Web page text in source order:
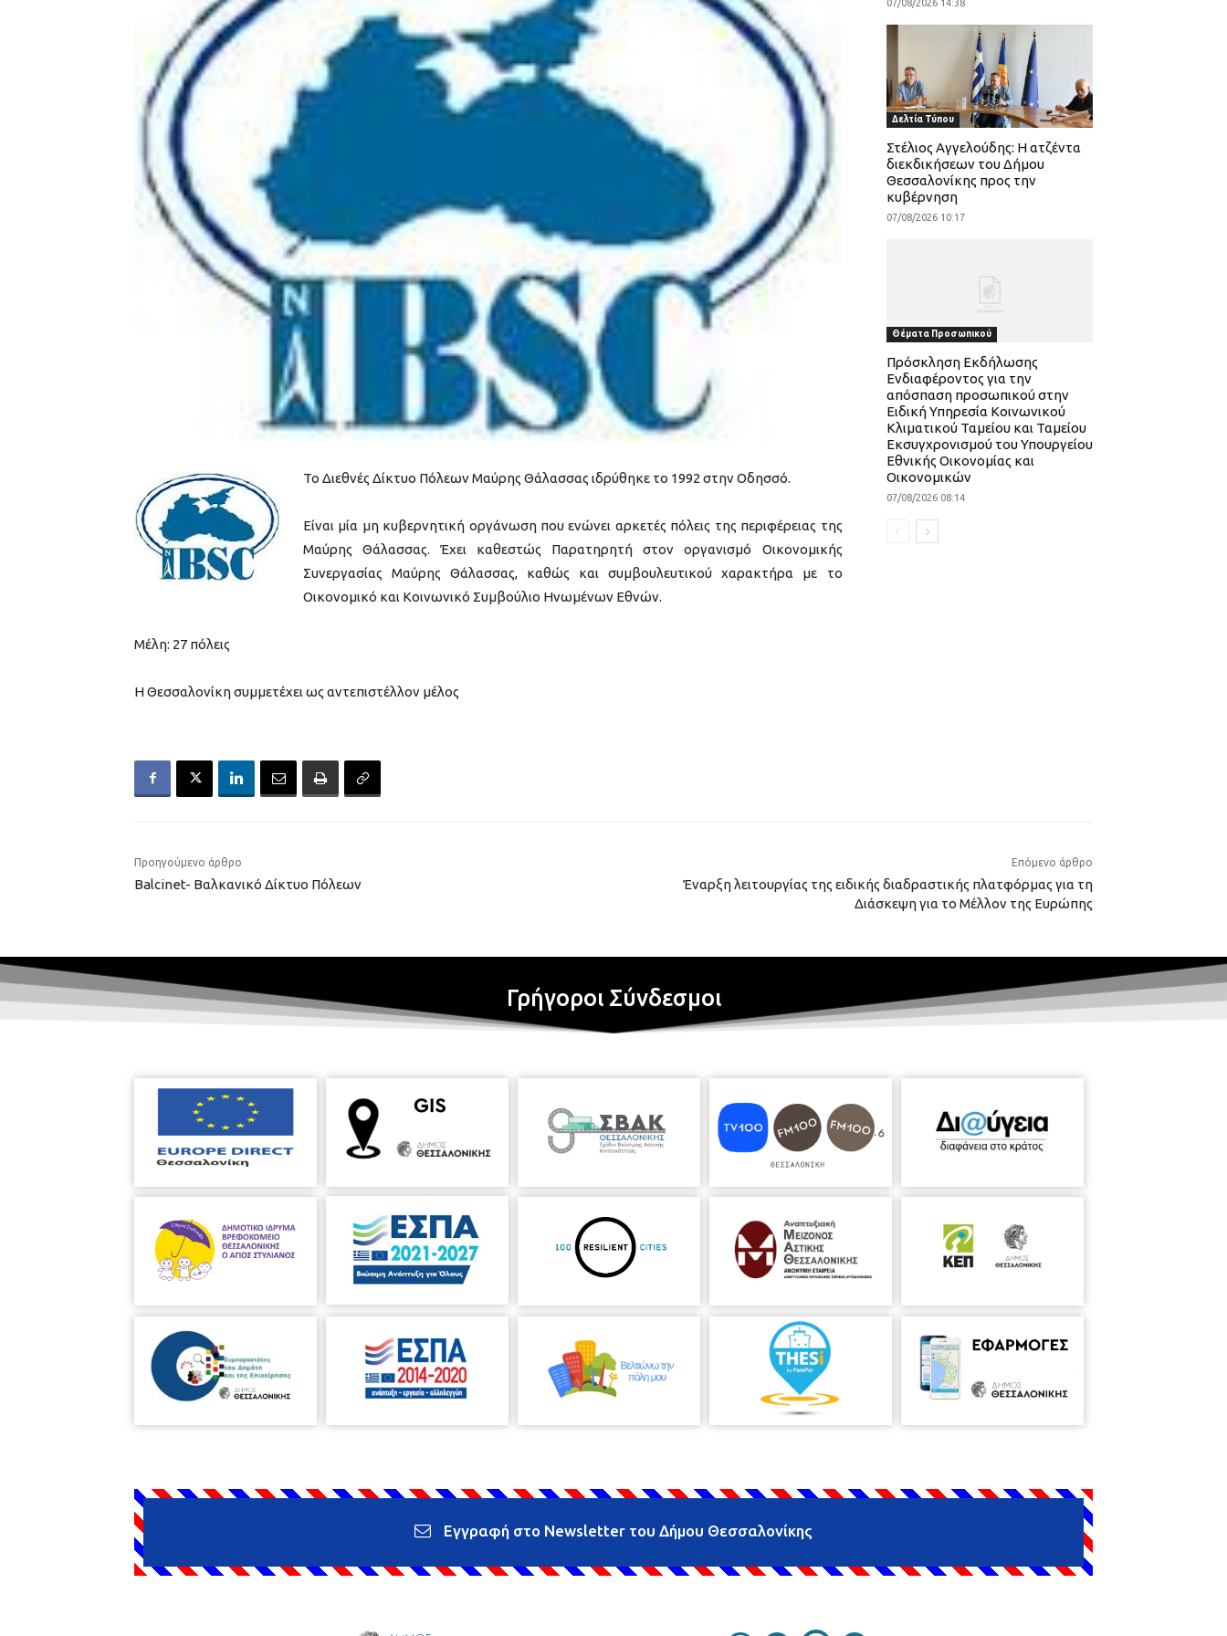
Το Διεθνές Δίκτυο Πόλεων Μαύρης Θάλασσας ιδρύθηκε το 1992 στην Οδησσό.
Είναι μία μη κυβερνητική οργάνωση που ενώνει αρκετές πόλεις της περιφέρειας της
Μαύρης Θάλασσας. Έχει καθεστώς Παρατηρητή στον οργανισμό Οικονομικής
Συνεργασίας Μαύρης Θάλασσας, καθώς και συμβουλευτικού χαρακτήρα με το
Οικονομικό και Κοινωνικό Συμβούλιο Ηνωμένων Εθνών.
Μέλη: 27 πόλεις
Η Θεσσαλονίκη συμμετέχει ως αντεπιστέλλον μέλος
07/08/2026 14:38
Δελτία Τύπου
Στέλιος Αγγελούδης: Η ατζέντα
διεκδικήσεων του Δήμου
Θεσσαλονίκης προς την
κυβέρνηση
07/08/2026 10:17
Θέματα Προσωπικού
Πρόσκληση Εκδήλωσης
Ενδιαφέροντος για την
απόσπαση προσωπικού στην
Ειδική Υπηρεσία Κοινωνικού
Κλιματικού Ταμείου και Ταμείου
Εκσυγχρονισμού του Υπουργείου
Εθνικής Οικονομίας και
Οικονομικών
07/08/2026 08:14
Προηγούμενο άρθρο
Balcinet- Βαλκανικό Δίκτυο Πόλεων
Επόμενο άρθρο
Έναρξη λειτουργίας της ειδικής διαδραστικής πλατφόρμας για τη
Διάσκεψη για το Μέλλον της Ευρώπης
Γρήγοροι Σύνδεσμοι
Εγγραφή στο Newsletter του Δήμου Θεσσαλονίκης